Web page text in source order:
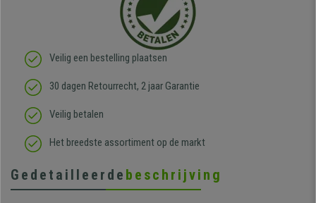
Veilig een bestelling plaatsen
30 dagen Retourrecht, 2 jaar Garantie
Veilig betalen
Het breedste assortiment op de markt
Gedetailleerde beschrijving